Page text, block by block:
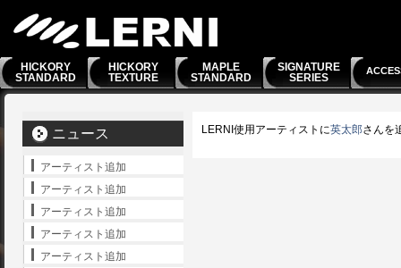
HICKORY
STANDARD
HICKORY
TEXTURE
MAPLE
STANDARD
SIGNATURE
SERIES
LERNI使用アーティストに英太郎さんを
ニュース
アーティスト追加
アーティスト追加
アーティスト追加
アーティスト追加
アーティスト追加